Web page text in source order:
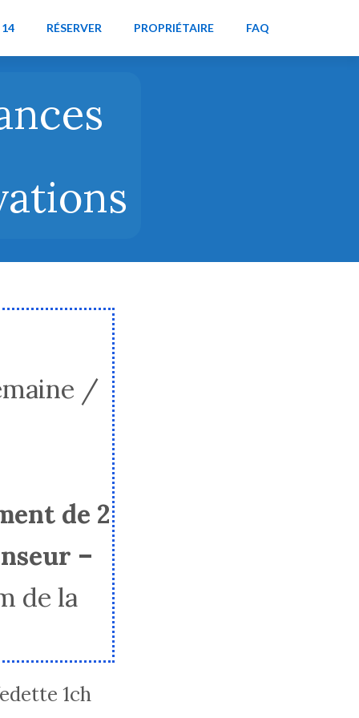
RÉSERVER PROPRIÉTAIRE FAQ
/
de 2
–
de la
1ch